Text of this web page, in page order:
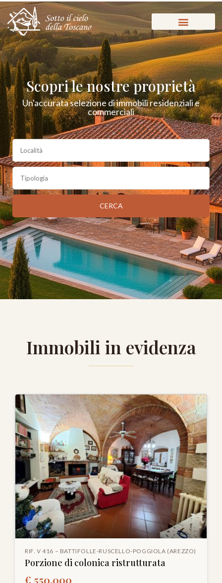
Scopri le nostre proprietà
Un'accurata selezione di immobili residenziali e
commerciali
Immobili in evidenza
RIF. V 416 – BATTIFOLLE-RUSCELLO-POGGIOLA (AREZZO)
Porzione di colonica ristrutturata
€ 550.000